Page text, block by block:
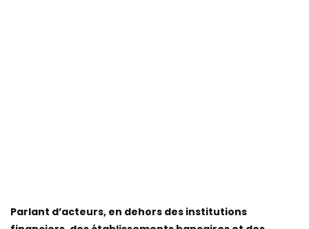
Parlant d’acteurs, en dehors des institutions